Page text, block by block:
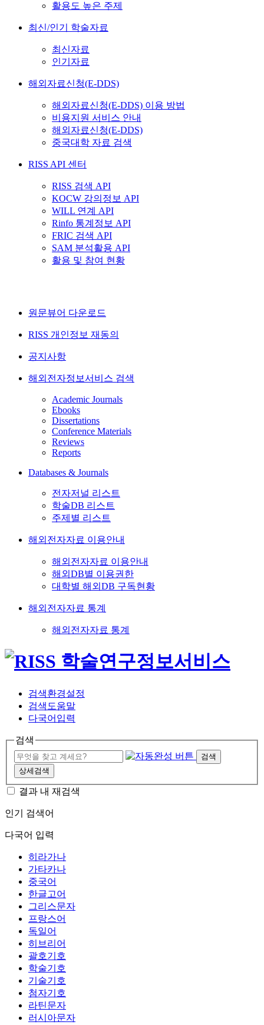
활용도 높은 주제
최신/인기 학술자료
최신자료
인기자료
해외자료신청(E-DDS)
해외자료신청(E-DDS) 이용 방법
비용지원 서비스 안내
해외자료신청(E-DDS)
중국대학 자료 검색
RISS API 센터
RISS 검색 API
KOCW 강의정보 API
WILL 연계 API
Rinfo 통계정보 API
FRIC 검색 API
SAM 분석활용 API
활용 및 참여 현황
원문뷰어 다운로드
RISS 개인정보 재동의
공지사항
해외전자정보서비스 검색
Academic Journals
Ebooks
Dissertations
Conference Materials
Reviews
Reports
Databases & Journals
전자저널 리스트
학술DB 리스트
주제별 리스트
해외전자자료 이용안내
해외전자자료 이용안내
해외DB별 이용권한
대학별 해외DB 구독현황
해외전자자료 통계
해외전자자료 통계
검색환경설정
검색도움말
다국어입력
검색
검색
상세검색
결과 내 재검색
인기 검색어
다국어 입력
히라가나
가타카나
중국어
한글고어
그리스문자
프랑스어
독일어
히브리어
괄호기호
학술기호
기술기호
첨자기호
라틴문자
러시아문자